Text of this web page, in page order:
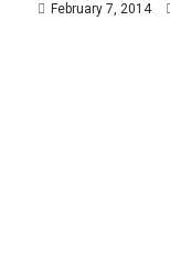
February 7, 2014